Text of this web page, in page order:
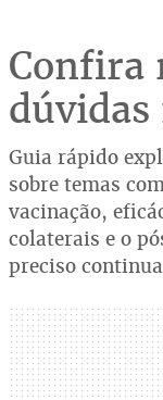
Confira
dúvidas
Guia rápido
sobre temas
vacinação,
colaterais e o
preciso